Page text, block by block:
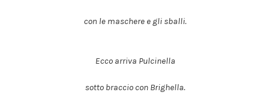
con le maschere e gli sballi.
Ecco arriva Pulcinella
sotto braccio con Brighella.